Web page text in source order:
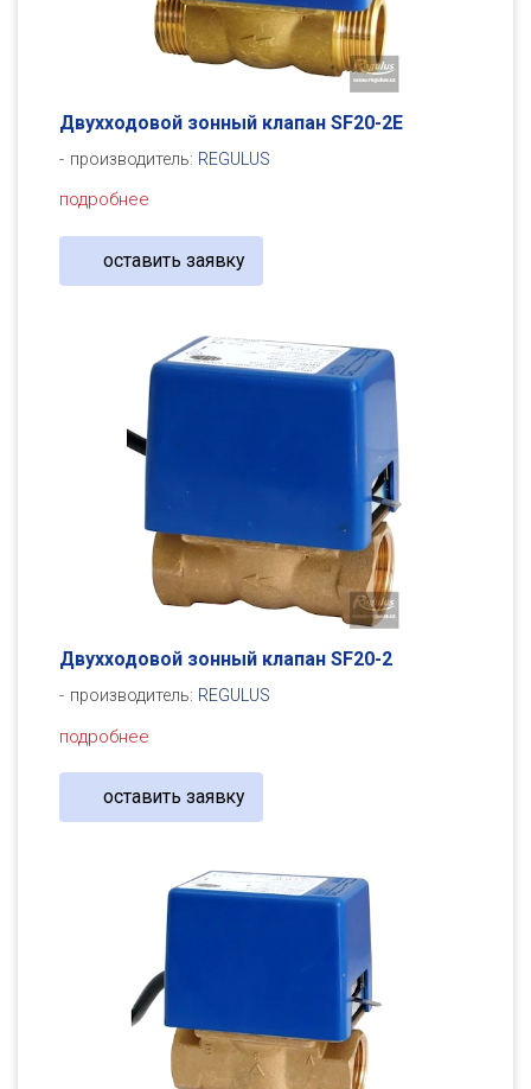
Двухходовой зонный клапан SF20-2E
производитель: REGULUS
подробнее
оставить заявку
Двухходовой зонный клапан SF20-2
производитель: REGULUS
подробнее
оставить заявку